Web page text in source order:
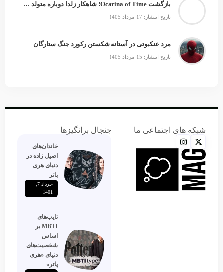
بازگشت Ocarina of Time؛ شاهکار زلدا دوباره متولد می‌شود
تاریخ انتشار: 17 مرداد 1405
مرد عنکبوتی در آستانه شکستن رکورد جنگ ستارگان
تاریخ انتشار: 15 مرداد 1405
شبکه های اجتماعی ما جنجال برانگیزها
خاندان‌های
اصیل زاده‌ در
دنیای هری
پاتر
خرداد 7,
1401
تایپ‌های
MBTI بر
اساس
شخصیت‌های
دنیای «هری
پاتر»